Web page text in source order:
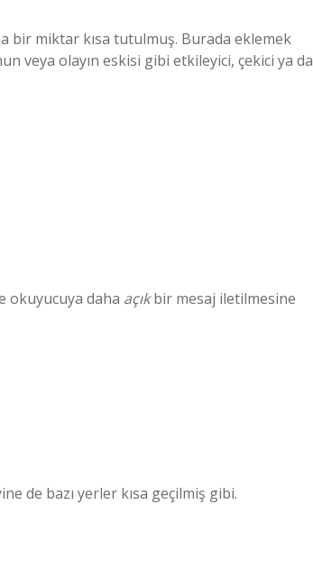
bir miktar kısa tutulmuş. Burada eklemek
veya olayın eskisi gibi etkileyici, çekici ya da
okuyucuya daha açıkbir mesaj iletilmesine
de bazı yerler kısa geçilmiş gibi.